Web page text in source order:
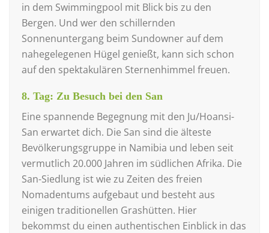
in dem Swimmingpool mit Blick bis zu den
Bergen. Und wer den schillernden
Sonnenuntergang beim Sundowner auf dem
nahegelegenen Hügel genießt, kann sich schon
auf den spektakulären Sternenhimmel freuen.
8. Tag: Zu Besuch bei den San
Eine spannende Begegnung mit den Ju/Hoansi-
San erwartet dich. Die San sind die älteste
Bevölkerungsgruppe in Namibia und leben seit
vermutlich 20.000 Jahren im südlichen Afrika. Die
San-Siedlung ist wie zu Zeiten des freien
Nomadentums aufgebaut und besteht aus
einigen traditionellen Grashütten. Hier
bekommst du einen authentischen Einblick in das